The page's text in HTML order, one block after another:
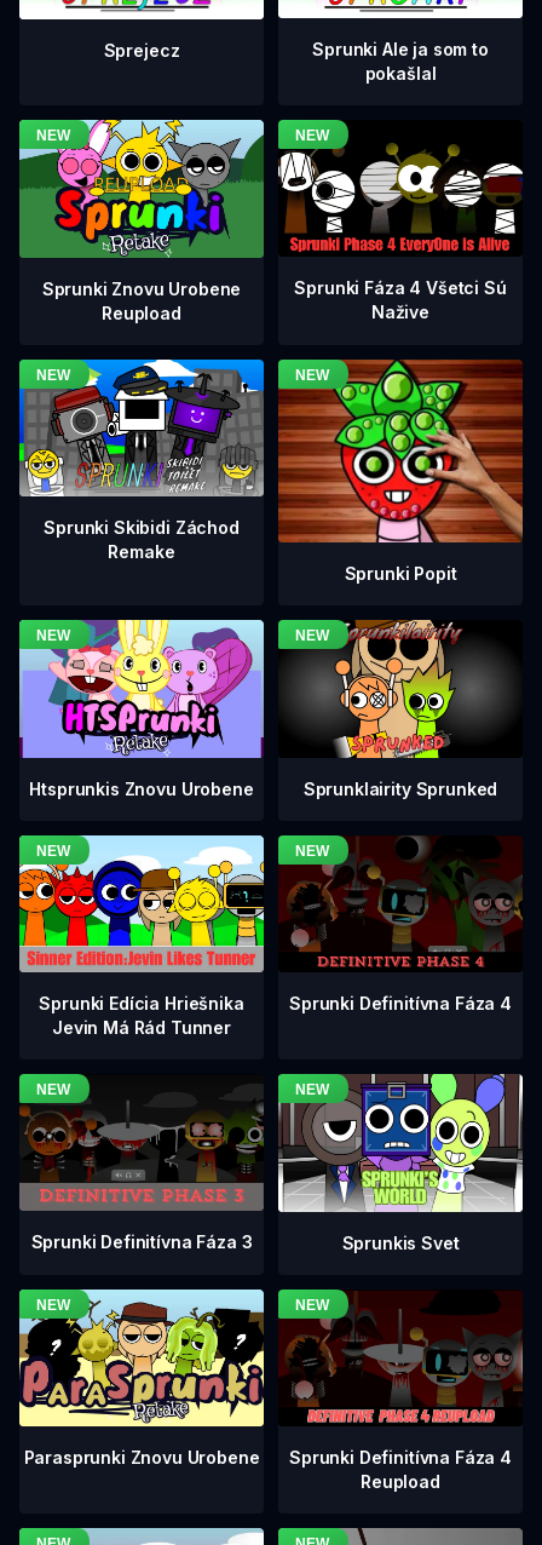
Sprejecz
Sprunki Ale ja som to
pokašlal
Sprunki Znovu Urobene
Reupload
Sprunki Fáza 4 Všetci Sú
Nažive
Sprunki Skibidi Záchod
Remake
Sprunki Popit
Htsprunkis Znovu Urobene Sprunklairity Sprunked
Sprunki Edícia Hriešnika
Jevin Má Rád Tunner
Sprunki Definitívna Fáza 4
Sprunki Definitívna Fáza 3 Sprunkis Svet
Parasprunki Znovu Urobene
Sprunki Definitívna Fáza 4
Reupload